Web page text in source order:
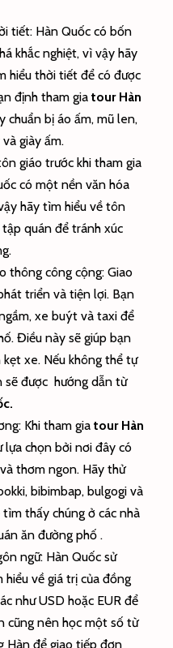
tiết: Hàn Quốc có bốn
khắc nghiệt, vì vậy hãy
hiểu thời tiết để có được
định tham gia tour Hàn
chuẩn bị áo ấm, mũ len,
giày ấm.
giáo trước khi tham gia
có một nền văn hóa
hãy tìm hiểu về tôn
quán để tránh xúc
thông công cộng: Giao
triển và tiện lợi. Bạn
xe buýt và taxi để
Điều này sẽ giúp bạn
xe. Nếu không thể tự
sẽ được hướng dẫn từ
: Khi tham gia tour Hàn
lựa chọn bởi nơi đây có
thơm ngon. Hãy thử
bibimbap, bulgogi và
thấy chúng ở các nhà
ăn đường phố .
ngữ: Hàn Quốc sử
về giá trị của đồng
như USD hoặc EUR để
cũng nên học một số từ
Hàn để giao tiếp đơn